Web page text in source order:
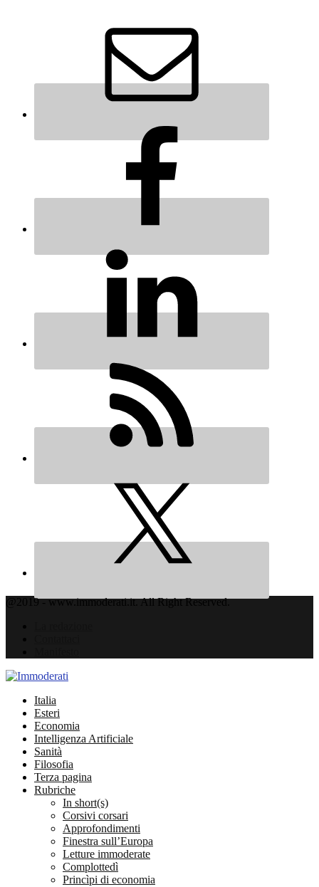
@2019 - www.immoderati.it. All Right Reserved.
Italia
Esteri
Economia
Intelligenza Artificiale
Sanità
Filosofia
Terza pagina
Rubriche
In short(s)
Corsivi corsari
Approfondimenti
Finestra sull’Europa
Letture immoderate
Complottedì
Princìpi di economia